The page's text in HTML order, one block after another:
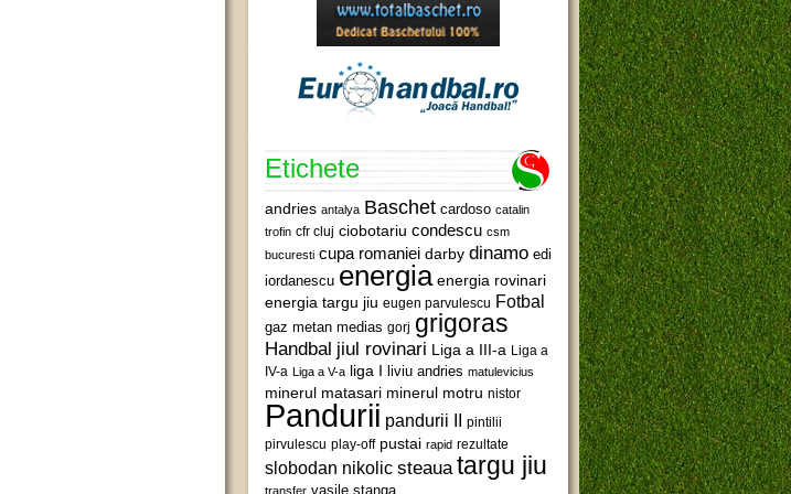
Etichete
andries antalya Baschet cardoso catalin
trofin cfr cluj ciobotariu condescu csm
bucuresti cupa romaniei darby dinamo edi
iordanescu energia energia rovinari
energia targu jiu eugen parvulescu Fotbal
gaz metan medias gorj grigoras
Handbal jiul rovinari Liga a III-a Liga a
IV-a Liga a V-a liga I liviu andries matulevicius
minerul matasari minerul motru nistor
Pandurii pandurii II pintilii
pirvulescu play-off pustai rapid rezultate
slobodan nikolic steaua targu jiu
transfer vasile stanga